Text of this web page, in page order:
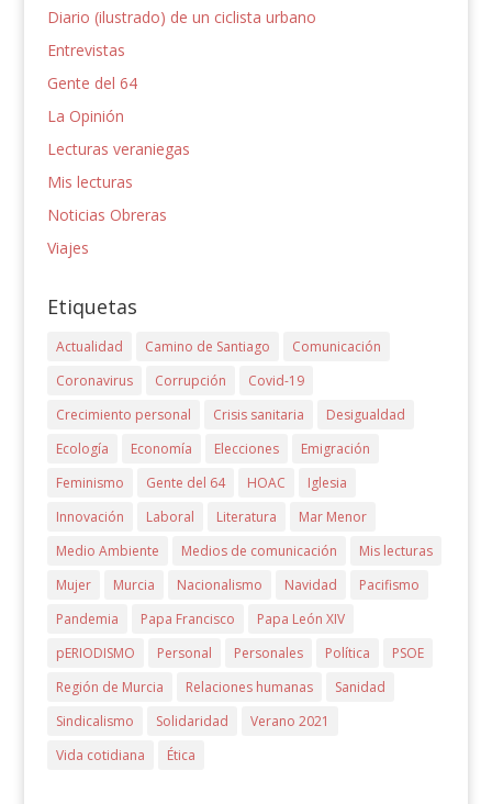
Diario (ilustrado) de un ciclista urbano
Entrevistas
Gente del 64
La Opinión
Lecturas veraniegas
Mis lecturas
Noticias Obreras
Viajes
Etiquetas
Actualidad Camino de Santiago
Comunicación
Coronavirus
Corrupción
Covid-19
Crecimiento personal
Crisis sanitaria
Desigualdad
Ecología
Economía Elecciones
Emigración
Feminismo
Gente del 64 HOAC
Iglesia
Innovación
Laboral Literatura
Mar Menor
Medio Ambiente
Medios de comunicación
Mis lecturas
Mujer
Murcia Nacionalismo Navidad
Pacifismo
Pandemia
Papa Francisco
Papa León XIV
pERIODISMO
Personal Personales Política
PSOE
Región de Murcia
Relaciones humanas
Sanidad
Sindicalismo
Solidaridad
Verano 2021
Vida cotidiana
Ética